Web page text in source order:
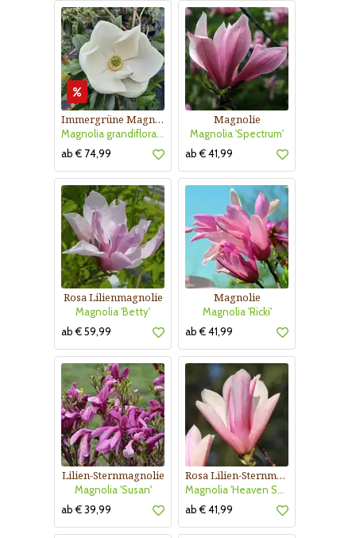
Immergrüne Magnolie
Magnolia grandiflora 'Little Gem'
ab € 74,99
Magnolie
Magnolia 'Spectrum'
ab € 41,99
Rosa Lilienmagnolie
Magnolia 'Betty'
ab € 59,99
Magnolie
Magnolia 'Ricki'
ab € 41,99
Lilien-Sternmagnolie
Magnolia 'Susan'
ab € 39,99
Rosa Lilien-Sternmagnolie
Magnolia 'Heaven Scent'
ab € 41,99